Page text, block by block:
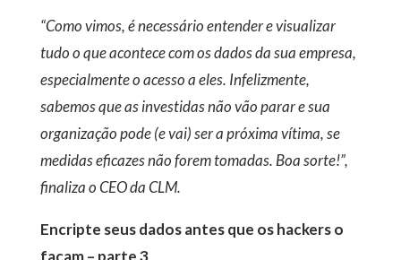
“Como vimos, é necessário entender e visualizar
tudo o que acontece com os dados da sua empresa,
especialmente o acesso a eles. Infelizmente,
sabemos que as investidas não vão parar e sua
organização pode (e vai) ser a próxima vítima, se
medidas eficazes não forem tomadas. Boa sorte!”,
finaliza o CEO da CLM.
Encripte seus dados antes que os hackers o
façam – parte 3